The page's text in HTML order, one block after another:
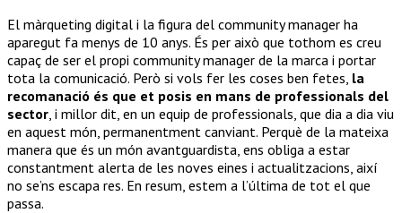
El màrqueting digital i la figura del community manager ha
aparegut fa menys de 10 anys. És per això que tothom es creu
capaç de ser el propi community manager de la marca i portar
tota la comunicació. Però si vols fer les coses ben fetes, la
recomanació és que et posis en mans de professionals del
sector , i millor dit, en un equip de professionals, que dia a dia viu
en aquest món, permanentment canviant. Perquè de la mateixa
manera que és un món avantguardista, ens obliga a estar
constantment alerta de les noves eines i actualitzacions, així
no se’ns escapa res. En resum, estem a l’última de tot el que
passa.